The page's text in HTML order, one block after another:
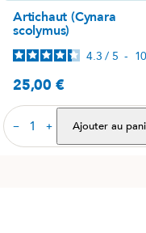
Artichaut (Cynara
scolymus)
4.3 / 5 -
Prix
25,00 €
− + Ajouter au